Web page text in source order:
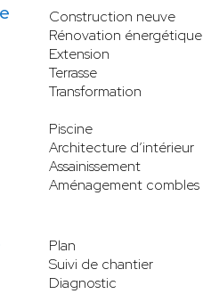
Construction neuve
Rénovation énergétique
Extension
Terrasse
Transformation
Piscine
Architecture d’intérieur
Assainissement
Aménagement combles
Plan
Suivi de chantier
Diagnostic